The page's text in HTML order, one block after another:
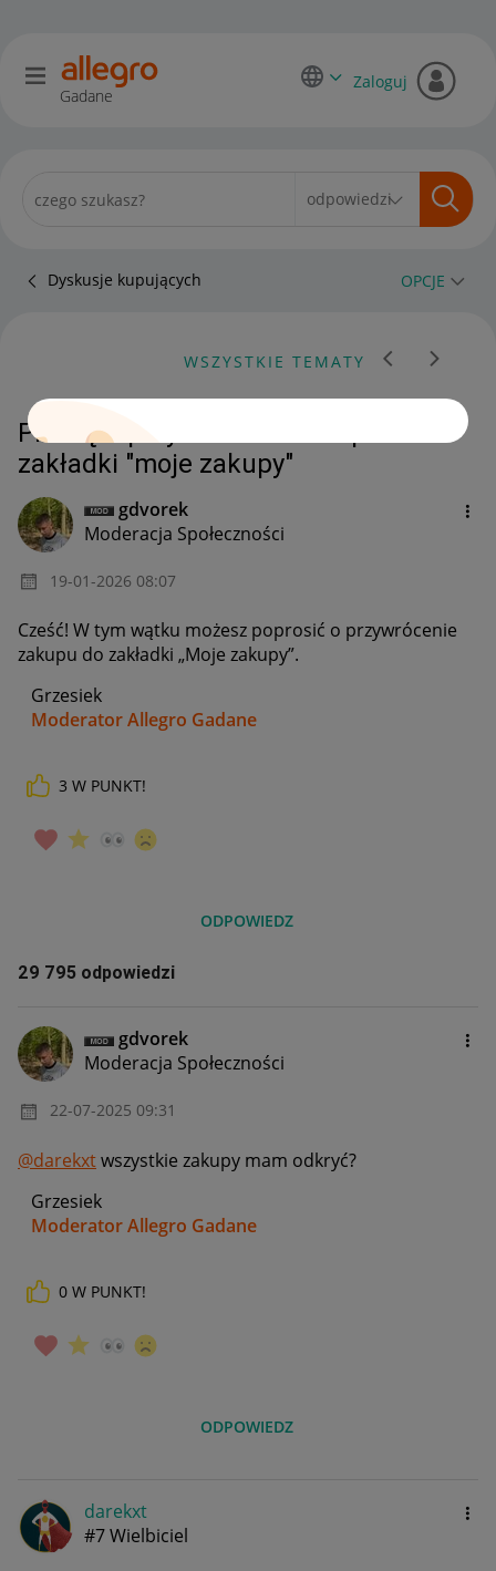
Gadane
Zaloguj
Dyskusje kupujących OPCJE
Proszę o przywrócenie zakupu do
zakładki "moje zakupy"
gdvorek
Moderacja Społeczności
‎19-01-2026 08:07
Cześć! W tym wątku możesz poprosić o przywrócenie
zakupu do zakładki „Moje zakupy”.
Grzesiek
Moderator Allegro Gadane
3 W PUNKT!
ODPOWIEDZ
WSZYSTKIE TEMATY
29 795 odpowiedzi
gdvorek
Moderacja Społeczności
‎22-07-2025 09:31
@darekxtwszystkie zakupy mam odkryć?
Grzesiek
Moderator Allegro Gadane
0 W PUNKT!
ODPOWIEDZ
darekxt
#7 Wielbiciel